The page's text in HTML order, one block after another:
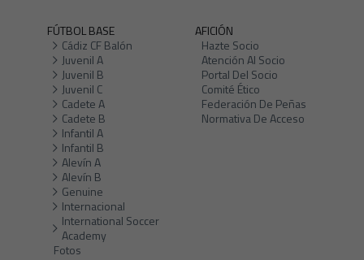
FÚTBOL BASE
Cádiz CF Balón
Juvenil A
Juvenil B
Juvenil C
Cadete A
Cadete B
Infantil A
Infantil B
Alevín A
Alevín B
Genuine
Internacional
International Soccer
Academy
Fotos
AFICIÓN
Hazte Socio
Atención Al Socio
Portal Del Socio
Comité Ético
Federación De Peñas
Normativa De Acceso